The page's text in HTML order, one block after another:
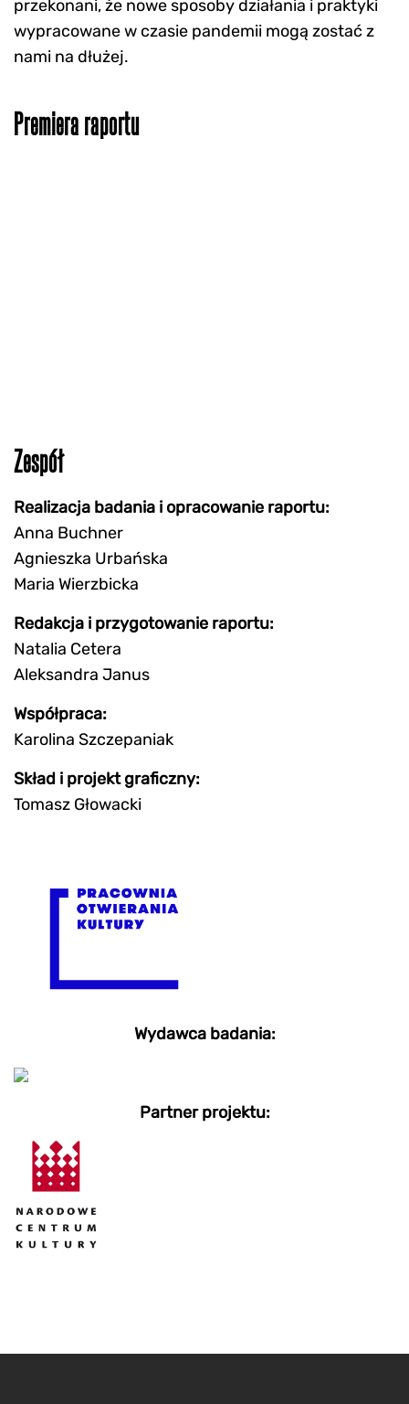
przekonani, że nowe sposoby działania i praktyki
wypracowane w czasie pandemii mogą zostać z
nami na dłużej.
Premiera raportu
Zespół
Realizacja badania i opracowanie raportu:
Anna Buchner
Agnieszka Urbańska
Maria Wierzbicka
Redakcja i przygotowanie raportu:
Natalia Cetera
Aleksandra Janus
Współpraca:
Karolina Szczepaniak
Skład i projekt graficzny:
Tomasz Głowacki
Wydawca badania:
Partner projektu: